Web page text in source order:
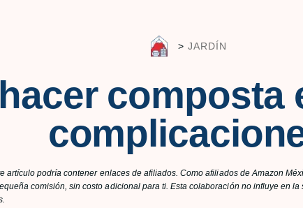
> JARDÍN
composta
artículo podría contener enlaces de afiliados. Como afiliados de Amazon
comisión, sin costo adicional para ti. Esta colaboración no influye en